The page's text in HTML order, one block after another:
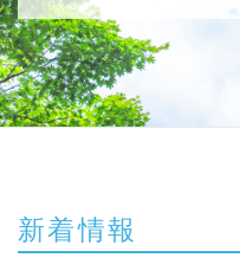
新着情報